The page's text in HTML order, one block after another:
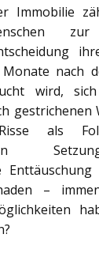
Immobilie
nach
wird, sich
gestrichenen
als
–